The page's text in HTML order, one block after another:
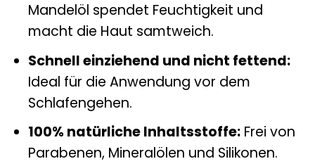
Mandelöl spendet Feuchtigkeit und
macht die Haut samtweich.
Schnell einziehend und nicht fettend:
Ideal für die Anwendung vor dem
Schlafengehen.
100% natürliche Inhaltsstoffe:Frei von
Parabenen, Mineralölen und Silikonen.